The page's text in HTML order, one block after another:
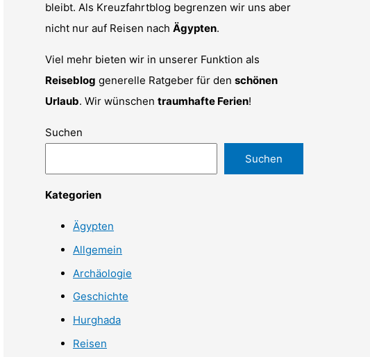
bleibt. Als Kreuzfahrtblog begrenzen wir uns aber
nicht nur auf Reisen nach Ägypten.
Viel mehr bieten wir in unserer Funktion als
Reiseblog generelle Ratgeber für den schönen
Urlaub. Wir wünschen traumhafte Ferien!
Suchen
Suchen
Kategorien
Ägypten
Allgemein
Archäologie
Geschichte
Hurghada
Reisen